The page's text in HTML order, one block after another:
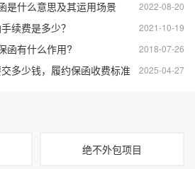
2022-08-20
是什么意思及其运用场景
2021-10-19
续费是多少？
2018-07-26
函有什么作用?
2025-04-27
交多少钱，履约保函收费标准
绝不外包项目